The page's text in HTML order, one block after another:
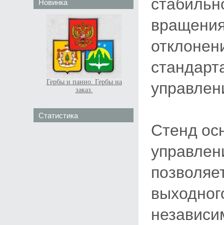
Новинка
Гербы и панно. Гербы на
заказ.
Статистика
Стенд